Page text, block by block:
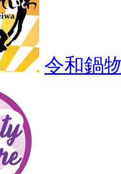
令和鍋